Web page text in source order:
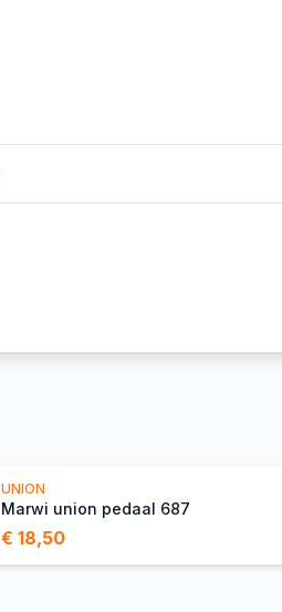
UNION
Marwi union pedaal 687
€ 18,50